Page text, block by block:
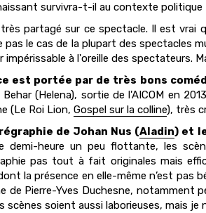
survivra-t-il au contexte politique
partagé sur ce spectacle. Il est vrai
pas le cas de la plupart des spectacles
impérissable à l'oreille des spectateurs.
est portée par de très bons
(Helena), sortie de l'AICOM en
(Le Roi Lion, Gospel sur la colline), très
de Johan Nus (Aladin) et
demi-heure un peu flottante, les
pas tout à fait originales mais
la présence en elle-même n’est pas
de Pierre-Yves Duchesne, notamment
scènes soient aussi laborieuses, mais je